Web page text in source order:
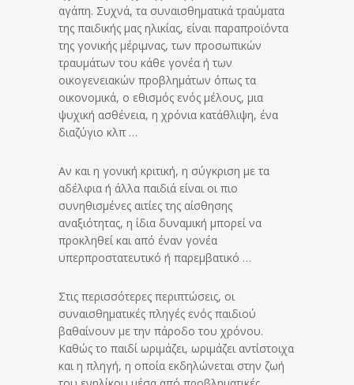
αγάπη. Συχνά, τα συναισθηματικά τραύματα
της παιδικής μας ηλικίας, είναι παραπροϊόντα
της γονικής μέριμνας, των προσωπικών
τραυμάτων του κάθε γονέα ή των
οικογενειακών προβλημάτων όπως τα
οικονομικά, ο εθισμός ενός μέλους, μια
ψυχική ασθένεια, η χρόνια κατάθλιψη, ένα
διαζύγιο κλπ …
Αν και η γονική κριτική, η σύγκριση με τα
αδέλφια ή άλλα παιδιά είναι οι πιο
συνηθισμένες αιτίες της αίσθησης
αναξιότητας, η ίδια δυναμική μπορεί να
προκληθεί και από έναν γονέα
υπερπροστατευτικό ή παρεμβατικό …
Στις περισσότερες περιπτώσεις, οι
συναισθηματικές πληγές ενός παιδιού
βαθαίνουν με την πάροδο του χρόνου.
Καθώς το παιδί ωριμάζει, ωριμάζει αντίστοιχα
και η πληγή, η οποία εκδηλώνεται στην ζωή